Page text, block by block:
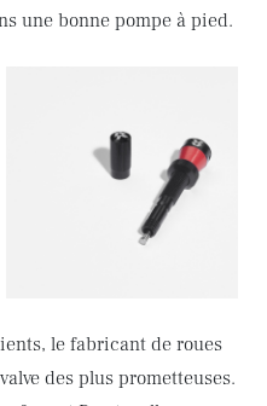
une bonne pompe à pied.
le fabricant de roues
des plus prometteuses.